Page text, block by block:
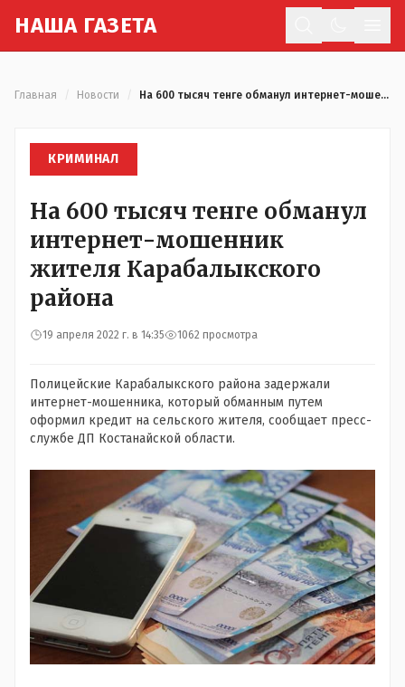
НАША ГАЗЕТА
Главная Новости На 600 тысяч тенге обманул интернет-мошенник жителя Карабалыкского района
КРИМИНАЛ
На 600 тысяч тенге обманул
интернет-мошенник
жителя Карабалыкского
района
19 апреля 2022 г. в 14:35 1062 просмотра
Полицейские Карабалыкского района задержали
интернет-мошенника, который обманным путем
оформил кредит на сельского жителя, сообщает пресс-
службе ДП Костанайской области.